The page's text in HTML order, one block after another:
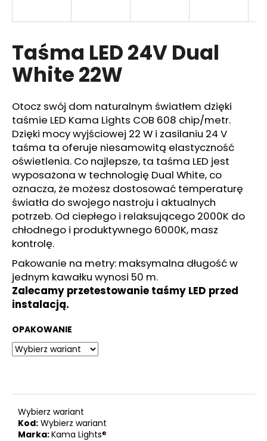
Taśma LED 24V Dual
White 22W
Otocz swój dom naturalnym światłem dzięki
taśmie LED Kama Lights COB 608 chip/metr.
Dzięki mocy wyjściowej 22 W i zasilaniu 24 V
taśma ta oferuje niesamowitą elastyczność
oświetlenia. Co najlepsze, ta taśma LED jest
wyposażona w technologię Dual White, co
oznacza, że możesz dostosować temperaturę
światła do swojego nastroju i aktualnych
potrzeb. Od ciepłego i relaksującego 2000K do
chłodnego i produktywnego 6000K, masz
kontrolę.
Pakowanie na metry: maksymalna długość w
jednym kawałku wynosi 50 m.
Zalecamy przetestowanie taśmy LED przed
instalacją.
OPAKOWANIE
Wybierz wariant
Kod: Wybierz wariant
Marka:Kama Lights®
SZUKAJ
o
l
e
c
a
m
y